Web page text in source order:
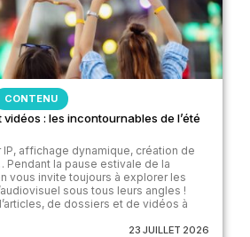
CONTENU
: les incontournables de l’été
IP, affichage dynamique, création de
Pendant la pause estivale de la
vous invite toujours à explorer les
sous tous leurs angles !
de dossiers et de vidéos à
23 JUILLET 2026